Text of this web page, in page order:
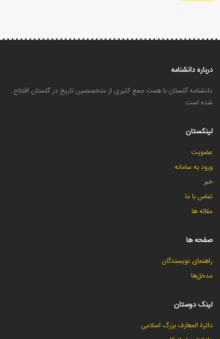
درباره دانشنامه
دانشنامه گلستان با همت جمع کثیری از متخصصین تاریخ در گلستان افتتاح
شده است
لینکستان
عضویت
ورود به سامانه
خبر
تماس با ما
مقاله ها
صفحه ها
راهنمای نویسندگان
مدخل‌ها
لینک دوستان
دائرة المعارف بزرگ اسلامی